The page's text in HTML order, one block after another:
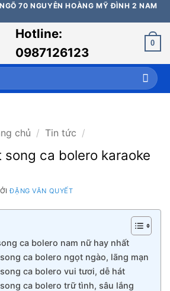
70 NGUYỄN HOÀNG MỸ ĐÌNH 2 NAM
Hotline:
0987126123
0
chủ / Tin tức /
song ca bolero karaoke
ĐẶNG VĂN QUYẾT
ca bolero nam nữ hay nhất
ca bolero ngọt ngào, lãng mạn
ca bolero vui tươi, dễ hát
ca bolero trữ tình, sâu lắng